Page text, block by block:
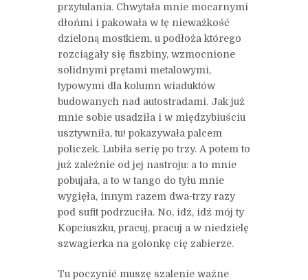
przytulania. Chwytała mnie mocarnymi
dłońmi i pakowała w tę nieważkość
dzieloną mostkiem, u podłoża którego
rozciągały się fiszbiny, wzmocnione
solidnymi prętami metalowymi,
typowymi dla kolumn wiaduktów
budowanych nad autostradami. Jak już
mnie sobie usadziła i w międzybiuściu
usztywniła, tu! pokazywała palcem
policzek. Lubiła serię po trzy. A potem to
już zależnie od jej nastroju: a to mnie
pobujała, a to w tango do tyłu mnie
wygięła, innym razem dwa-trzy razy
pod sufit podrzuciła. No, idź, idź mój ty
Kopciuszku, pracuj, pracuj a w niedzielę
szwagierka na golonkę cię zabierze.
Tu poczynić muszę szalenie ważne